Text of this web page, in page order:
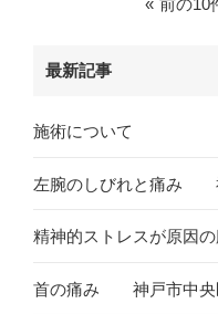
前の10
最新記事
施術について
左腕のしびれと痛み
精神的ストレスが原
首の痛み 神戸市中央